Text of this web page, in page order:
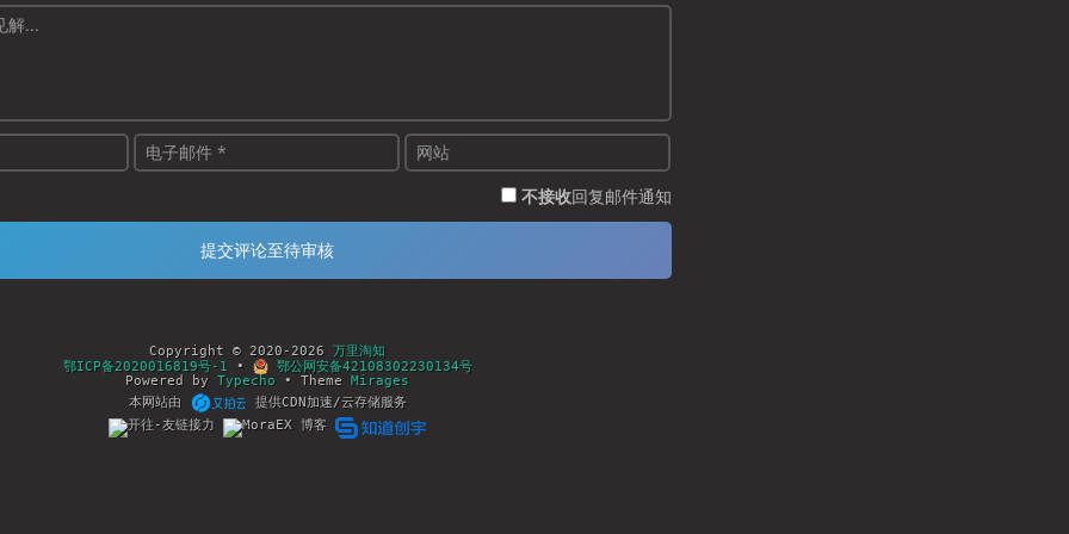
不接收回复邮件通知
Copyright © 2020-2026 万里淘知
鄂ICP备2020016819号-1 •
鄂公网安备42108302230134号
Powered by Typecho • Theme Mirages
本网站由
提供CDN加速/云存储服务